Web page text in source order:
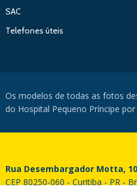
SAC
Telefones úteis
Os modelos de todas as fotos
do Hospital Pequeno Príncipe
Rua Desembargador Motta,
CEP 80250-060 - Curitiba - PR -